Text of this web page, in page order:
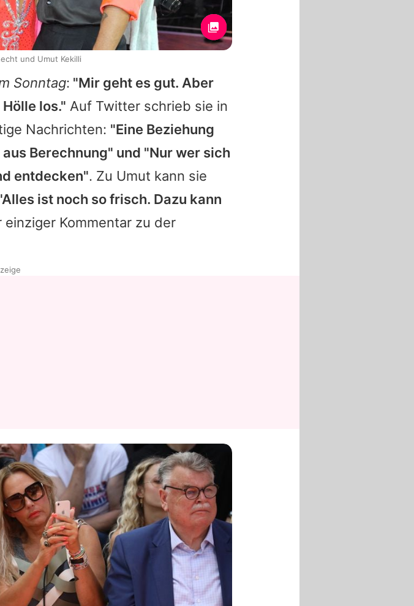
Sonntag: "Mir geht es gut. Aber
los." Auf Twitter schrieb sie in
Nachrichten: "Eine Beziehung
Berechnung" und "Nur wer sich
entdecken". Zu Umut kann sie
ist noch so frisch. Dazu kann
einziger Kommentar zu der
und Umut Kekilli